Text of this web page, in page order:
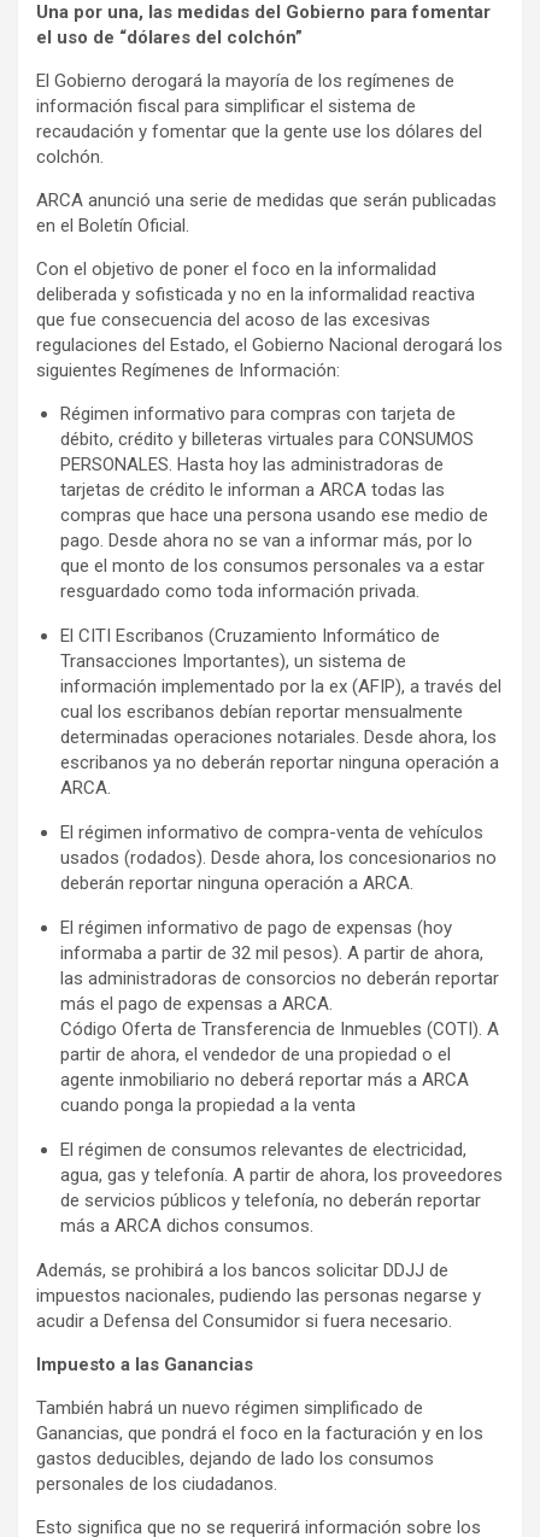
Una por una, las medidas del Gobierno para fomentar
el uso de “dólares del colchón”
El Gobierno derogará la mayoría de los regímenes de
información fiscal para simplificar el sistema de
recaudación y fomentar que la gente use los dólares del
colchón.
ARCA anunció una serie de medidas que serán publicadas
en el Boletín Oficial.
Con el objetivo de poner el foco en la informalidad
deliberada y sofisticada y no en la informalidad reactiva
que fue consecuencia del acoso de las excesivas
regulaciones del Estado, el Gobierno Nacional derogará los
siguientes Regímenes de Información:
Régimen informativo para compras con tarjeta de
débito, crédito y billeteras virtuales para CONSUMOS
PERSONALES. Hasta hoy las administradoras de
tarjetas de crédito le informan a ARCA todas las
compras que hace una persona usando ese medio de
pago. Desde ahora no se van a informar más, por lo
que el monto de los consumos personales va a estar
resguardado como toda información privada.
El CITI Escribanos (Cruzamiento Informático de
Transacciones Importantes), un sistema de
información implementado por la ex (AFIP), a través del
cual los escribanos debían reportar mensualmente
determinadas operaciones notariales. Desde ahora, los
escribanos ya no deberán reportar ninguna operación a
ARCA.
El régimen informativo de compra-venta de vehículos
usados (rodados). Desde ahora, los concesionarios no
deberán reportar ninguna operación a ARCA.
El régimen informativo de pago de expensas (hoy
informaba a partir de 32 mil pesos). A partir de ahora,
las administradoras de consorcios no deberán reportar
más el pago de expensas a ARCA.
Código Oferta de Transferencia de Inmuebles (COTI). A
partir de ahora, el vendedor de una propiedad o el
agente inmobiliario no deberá reportar más a ARCA
cuando ponga la propiedad a la venta
El régimen de consumos relevantes de electricidad,
agua, gas y telefonía. A partir de ahora, los proveedores
de servicios públicos y telefonía, no deberán reportar
más a ARCA dichos consumos.
Además, se prohibirá a los bancos solicitar DDJJ de
impuestos nacionales, pudiendo las personas negarse y
acudir a Defensa del Consumidor si fuera necesario.
Impuesto a las Ganancias
También habrá un nuevo régimen simplificado de
Ganancias, que pondrá el foco en la facturación y en los
gastos deducibles, dejando de lado los consumos
personales de los ciudadanos.
Esto significa que no se requerirá información sobre los